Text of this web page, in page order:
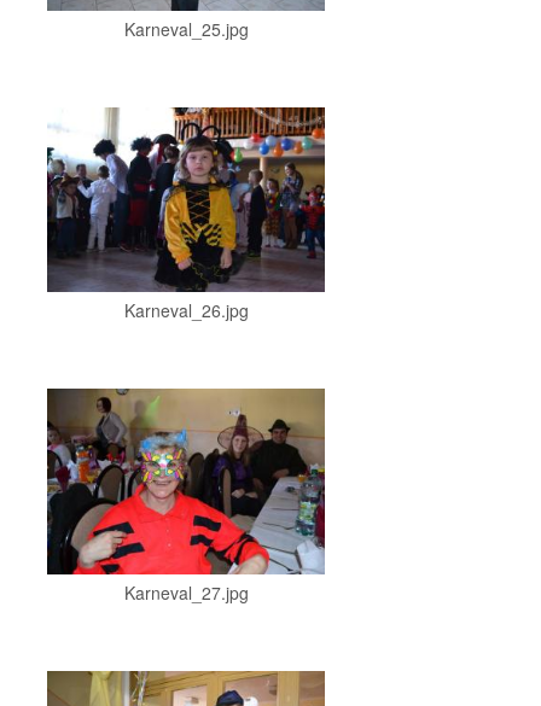
Karneval_25.jpg
Karneval_26.jpg
Karneval_27.jpg